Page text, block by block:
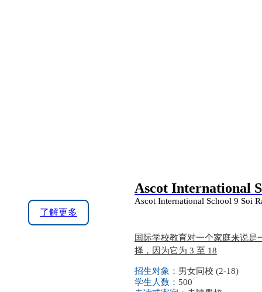
了解更多
Ascot International
Ascot International School 9 Soi
国际学校教育对一个家庭来说
择，因为它为 3 至 18
招生对象： 男女同校 (2-18)
学生人数： 500